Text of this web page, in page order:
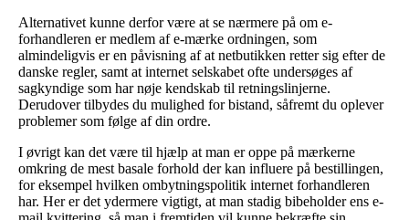
Alternativet kunne derfor være at se nærmere på om e-
forhandleren er medlem af e-mærke ordningen, som
almindeligvis er en påvisning af at netbutikken retter sig efter de
danske regler, samt at internet selskabet ofte undersøges af
sagkyndige som har nøje kendskab til retningslinjerne.
Derudover tilbydes du mulighed for bistand, såfremt du oplever
problemer som følge af din ordre.
I øvrigt kan det være til hjælp at man er oppe på mærkerne
omkring de mest basale forhold der kan influere på bestillingen,
for eksempel hvilken ombytningspolitik internet forhandleren
har. Her er det ydermere vigtigt, at man stadig bibeholder ens e-